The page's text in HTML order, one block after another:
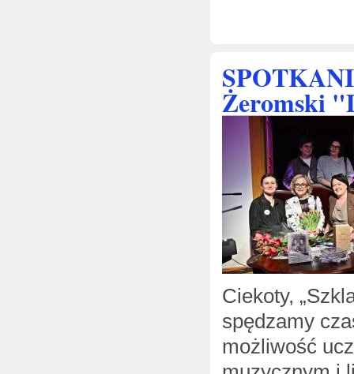
Żeromski
Ciekoty,
spędzamy
możliwość